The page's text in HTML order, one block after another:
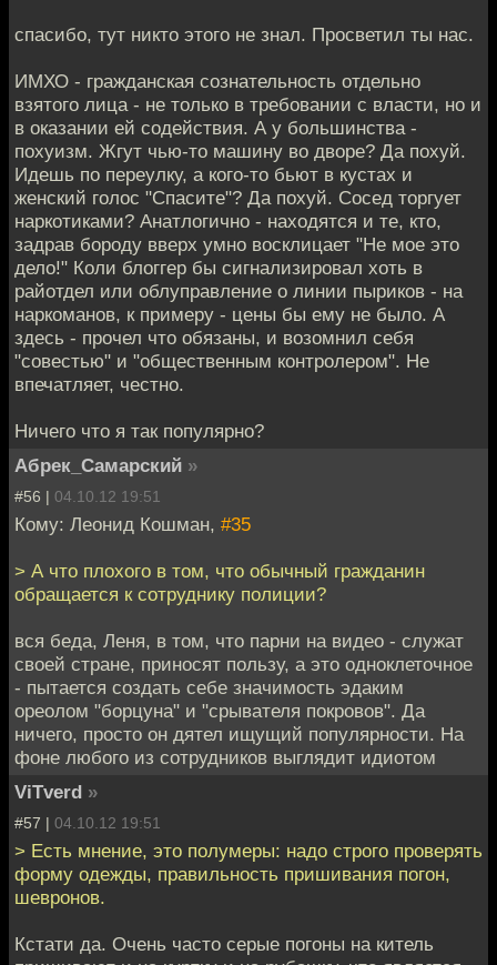
спасибо, тут никто этого не знал. Просветил ты нас.
ИМХО - гражданская сознательность отдельно
взятого лица - не только в требовании с власти, но и
в оказании ей содействия. А у большинства -
похуизм. Жгут чью-то машину во дворе? Да похуй.
Идешь по переулку, а кого-то бьют в кустах и
женский голос "Спасите"? Да похуй. Сосед торгует
наркотиками? Анатлогично - находятся и те, кто,
задрав бороду вверх умно восклицает "Не мое это
дело!" Коли блоггер бы сигнализировал хоть в
райотдел или облуправление о линии пыриков - на
наркоманов, к примеру - цены бы ему не было. А
здесь - прочел что обязаны, и возомнил себя
"совестью" и "общественным контролером". Не
впечатляет, честно.
Ничего что я так популярно?
Абрек_Самарский »
#56 | 04.10.12 19:51
Кому: Леонид Кошман, #35
> А что плохого в том, что обычный гражданин
обращается к сотруднику полиции?
вся беда, Леня, в том, что парни на видео - служат
своей стране, приносят пользу, а это одноклеточное
- пытается создать себе значимость эдаким
ореолом "борцуна" и "срывателя покровов". Да
ничего, просто он дятел ищущий популярности. На
фоне любого из сотрудников выглядит идиотом
ViTverd »
#57 | 04.10.12 19:51
> Есть мнение, это полумеры: надо строго проверять
форму одежды, правильность пришивания погон,
шевронов.
Кстати да. Очень часто серые погоны на китель